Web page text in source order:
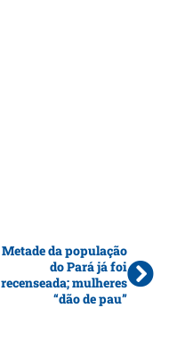
Metade da população
do Pará já foi
recenseada; mulheres
“dão de pau”